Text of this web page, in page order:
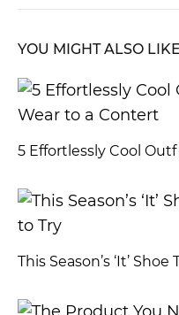
YOU MIGHT ALSO LIKE
5 Effortlessly Cool
This Season’s ‘It’